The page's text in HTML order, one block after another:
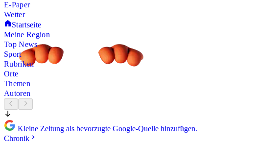
E-Paper
Wetter
Startseite
Meine Region
Top News
Sport
Rubriken
Orte
Themen
Autoren
Kleine Zeitung als bevorzugte Google-Quelle hinzufügen.
Chronik